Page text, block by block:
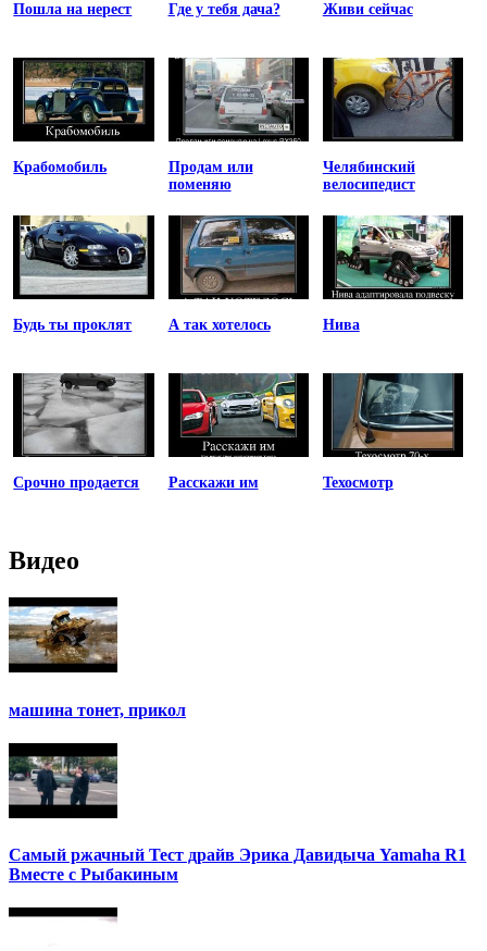
Пошла на нерест Где у тебя дача? Живи сейчас
Крабомобиль
Продам или
поменяю
Челябинский
велосипедист
Будь ты проклят А так хотелось Нива
Срочно продается Расскажи им Техосмотр
Видео
машина тонет, прикол
Самый ржачный Тест драйв Эрика Давидыча Yamaha R1
Вместе с Рыбакиным